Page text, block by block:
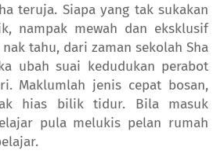
teruja. Siapa yang tak sukakan
nampak mewah dan eksklusif
tahu, dari zaman sekolah Sha
ubah suai kedudukan perabot
Maklumlah jenis cepat bosan,
hias bilik tidur. Bila masuk
pula melukis pelan rumah